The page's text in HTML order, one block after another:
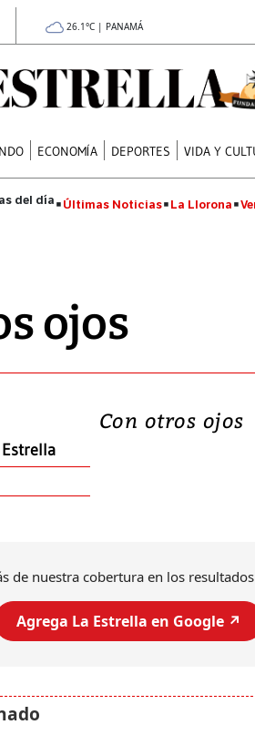
26.1°C | PANAMÁ
ECONOMÍA DEPORTES VIDA Y
Últimas Noticias La Llorona
ojos
Con otros ojos
de nuestra cobertura en los
Agrega La Estrella en Google ↗️